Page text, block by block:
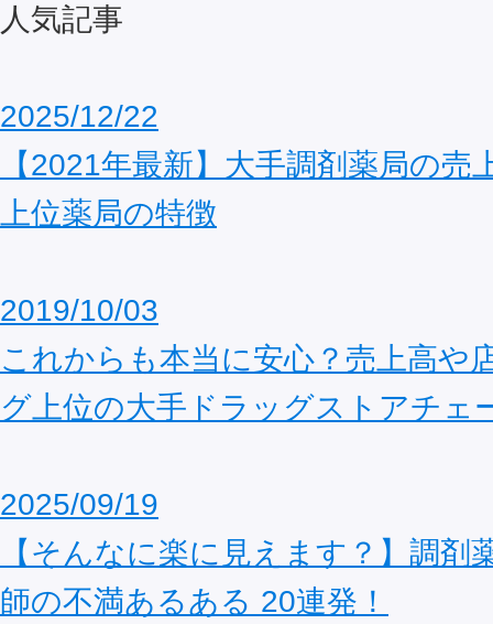
人気記事
2025/12/22
【2021年最新】大手調剤薬局の売
上位薬局の特徴
2019/10/03
これからも本当に安心？売上高や
グ上位の大手ドラッグストアチェ
2025/09/19
【そんなに楽に見えます？】調剤
師の不満あるある 20連発！